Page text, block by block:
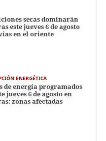
secas dominarán
este jueves 6 de agosto
en el oriente
ENERGÉTICA
de energía programados
jueves 6 de agosto en
zonas afectadas